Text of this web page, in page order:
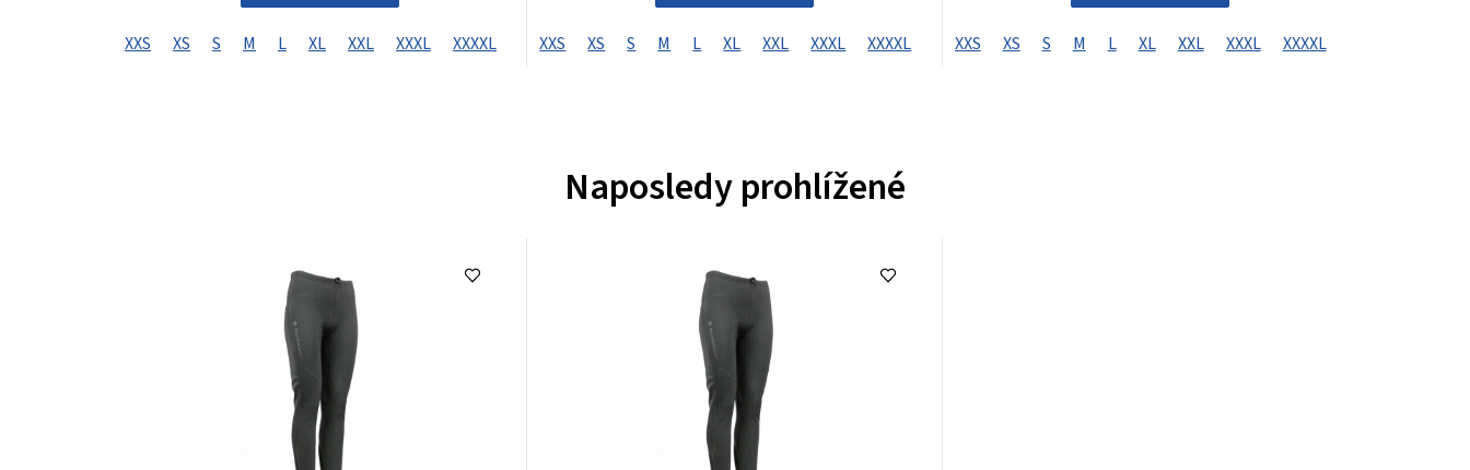
XXS XS S M L XL XXL XXXL XXXXL XXS XS S M L XL XXL XXXL XXXXL XXS XS S M L XL XXL XXXL XXXXL
Naposledy prohlížené